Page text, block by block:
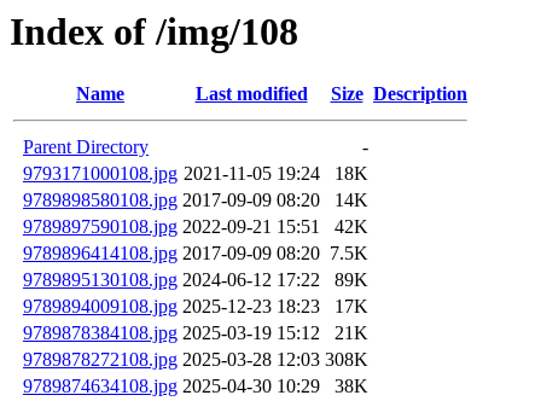
Index of /img/108
Name Last modified Size Description
Parent Directory
-
9793171000108.jpg 2021-11-05 19:24
18K
9789898580108.jpg 2017-09-09 08:20
14K
9789897590108.jpg 2022-09-21 15:51
42K
9789896414108.jpg 2017-09-09 08:20 7.5K
9789895130108.jpg 2024-06-12 17:22
89K
9789894009108.jpg 2025-12-23 18:23
17K
9789878384108.jpg 2025-03-19 15:12
21K
9789878272108.jpg 2025-03-28 12:03 308K
9789874634108.jpg 2025-04-30 10:29
38K